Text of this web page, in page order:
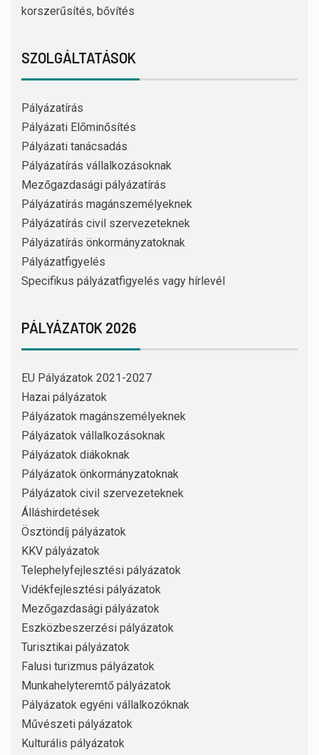
korszerűsítés, bővítés
SZOLGÁLTATÁSOK
Pályázatírás
Pályázati Előminősítés
Pályázati tanácsadás
Pályázatírás vállalkozásoknak
Mezőgazdasági pályázatírás
Pályázatírás magánszemélyeknek
Pályázatírás civil szervezeteknek
Pályázatírás önkormányzatoknak
Pályázatfigyelés
Specifikus pályázatfigyelés vagy hírlevél
PÁLYÁZATOK 2026
EU Pályázatok 2021-2027
Hazai pályázatok
Pályázatok magánszemélyeknek
Pályázatok vállalkozásoknak
Pályázatok diákoknak
Pályázatok önkormányzatoknak
Pályázatok civil szervezeteknek
Álláshirdetések
Ösztöndíj pályázatok
KKV pályázatok
Telephelyfejlesztési pályázatok
Vidékfejlesztési pályázatok
Mezőgazdasági pályázatok
Eszközbeszerzési pályázatok
Turisztikai pályázatok
Falusi turizmus pályázatok
Munkahelyteremtő pályázatok
Pályázatok egyéni vállalkozóknak
Művészeti pályázatok
Kulturális pályázatok